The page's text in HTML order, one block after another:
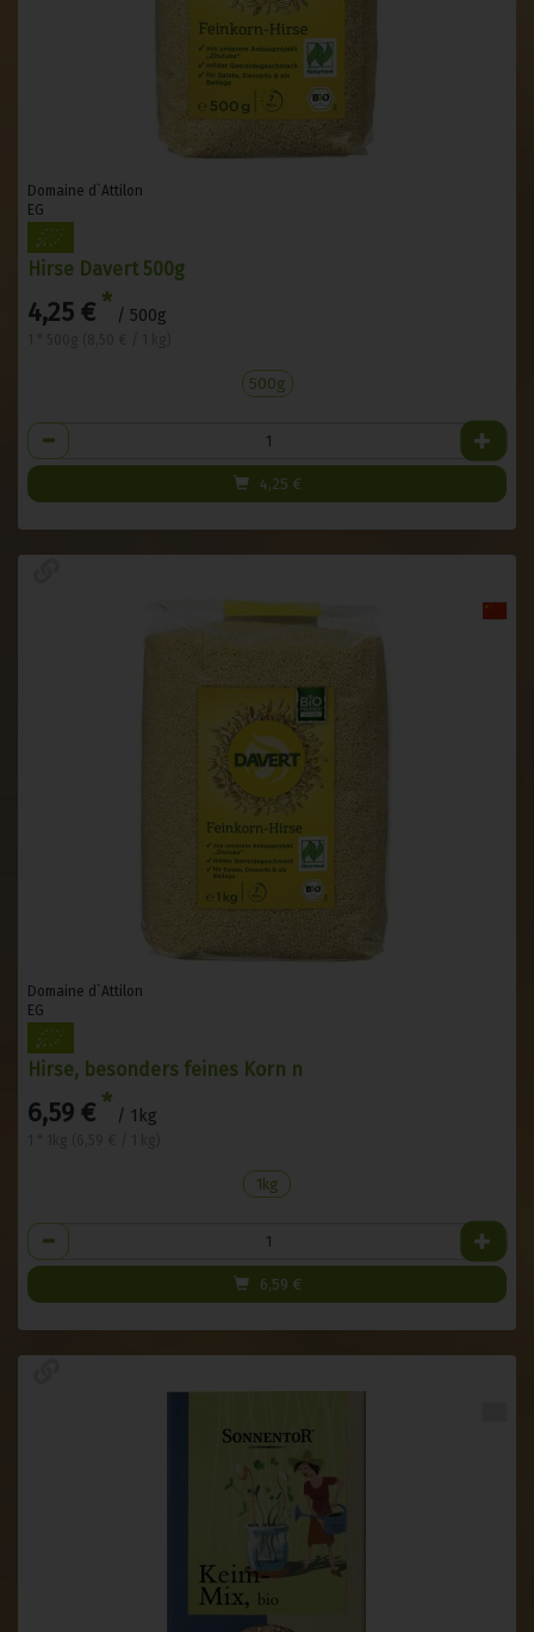
Domaine d`Attilon
EG
Hirse Davert 500g
4,25 € * / 500g
500g
Anzahl
4,25 €
Domaine d`Attilon
EG
Hirse, besonders feines Korn n
6,59 € * / 1kg
1kg
Anzahl
6,59 €